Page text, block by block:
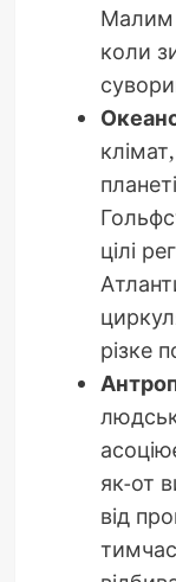
Малим
коли
цілі
різке
як-от
від